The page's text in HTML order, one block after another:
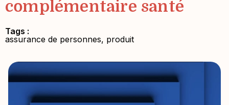
complémentaire santé
Tags :
assurance de personnes, produit